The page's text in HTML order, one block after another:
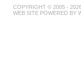
COPYRIGHT © 2005 -
WEB SITE POWERED BY